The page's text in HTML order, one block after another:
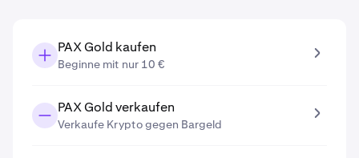
PAX Gold kaufen
Beginne mit nur 10 €
PAX Gold verkaufen
Verkaufe Krypto gegen Bargeld